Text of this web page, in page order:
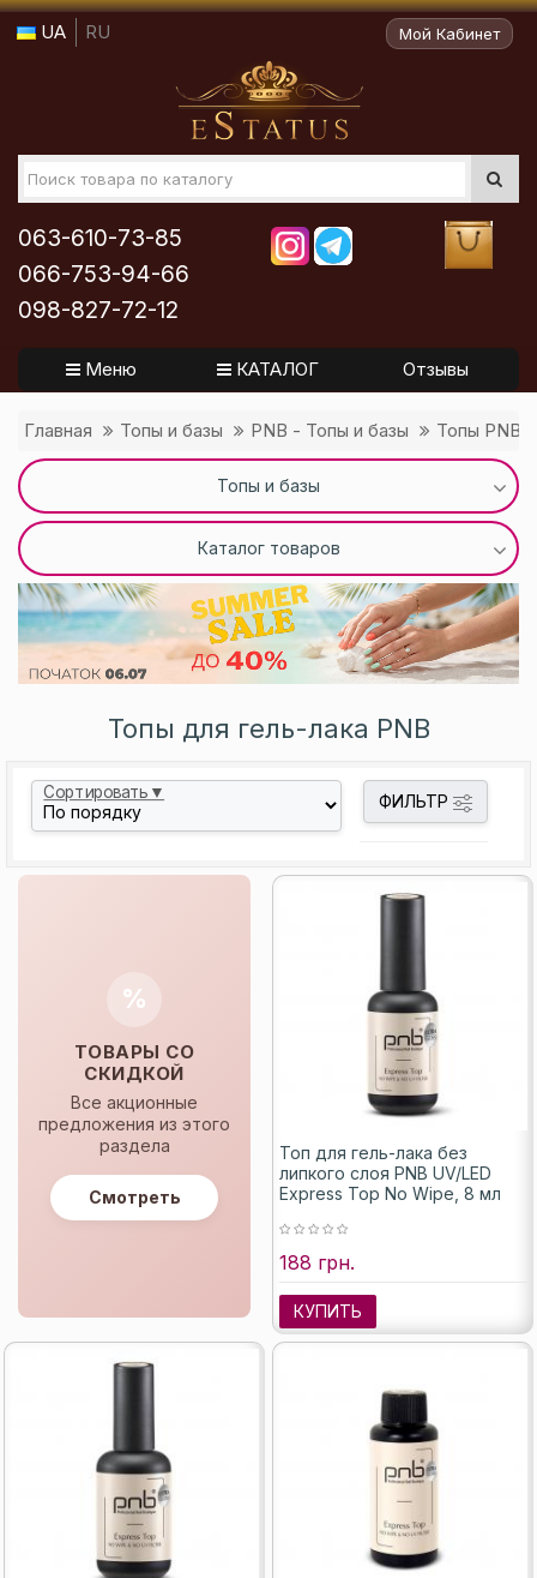
UA RU Мой Кабинет
063-610-73-85
066-753-94-66
098-827-72-12
Меню КАТАЛОГ Отзывы
Главная Топы и базы PNB - Топы и базы Топы PNB
Топы и базы
Каталог товаров
Топы для гель-лака PNB
Сортировать▼ ФИЛЬТР
%
ТОВАРЫ СО
СКИДКОЙ
Все акционные
предложения из этого
раздела
Смотреть
Топ для гель-лака без
липкого слоя PNB UV/LED
Express Top No Wipe, 8 мл
188 грн.
КУПИТЬ